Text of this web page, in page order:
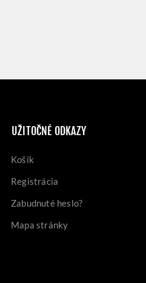
UŽITOČNÉ ODKAZY
Košík
Registrácia
Zabudnuté heslo?
Mapa stránky